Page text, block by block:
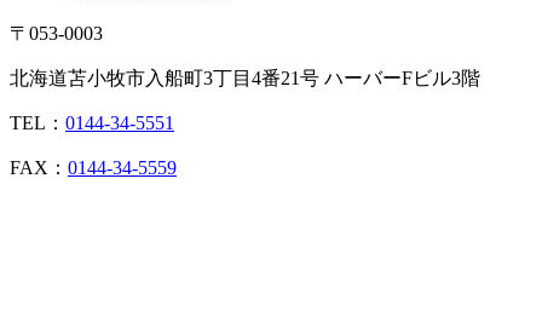
〒053-0003
北海道苫小牧市入船町3丁目4番21号 ハーバーFビル3階
TEL： 0144-34-5551
FAX： 0144-34-5559